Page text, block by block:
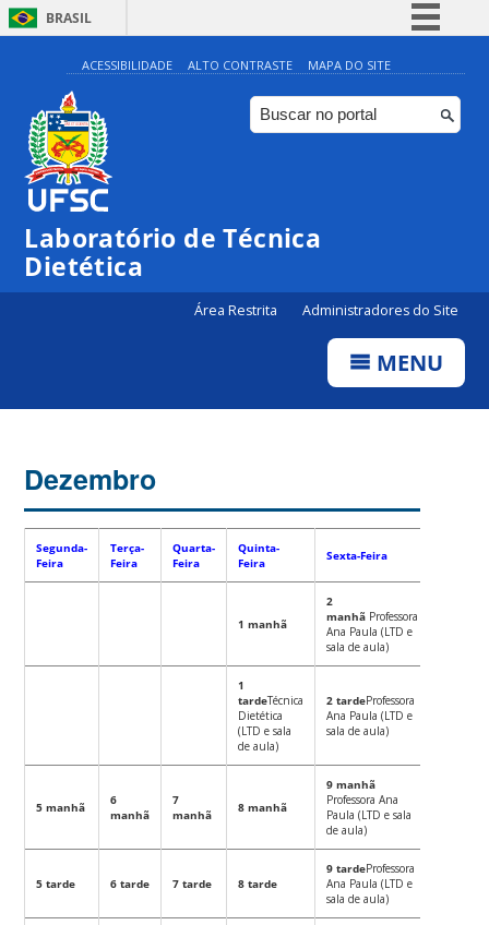
BRASIL
Simplifique!
Comunica BR
Participe
ACESSIBILIDADE ALTO CONTRASTE MAPA DO SITE
Laboratório de Técnica
Dietética
Área Restrita Administradores do Site
MENU
Dezembro
Segunda-
Feira
Terça-
Feira
Quarta-
Feira
Quinta-
Feira
Sexta-Feira
1 manhã
2
manhã Professora
Ana Paula (LTD e
sala de aula)
1
tardeTécnica
Dietética
(LTD e sala
de aula)
2 tardeProfessora
Ana Paula (LTD e
sala de aula)
5 manhã
6
manhã
7
manhã
8 manhã
9 manhã
Professora Ana
Paula (LTD e sala
de aula)
5 tarde 6 tarde 7 tarde 8 tarde
9 tardeProfessora
Ana Paula (LTD e
sala de aula)